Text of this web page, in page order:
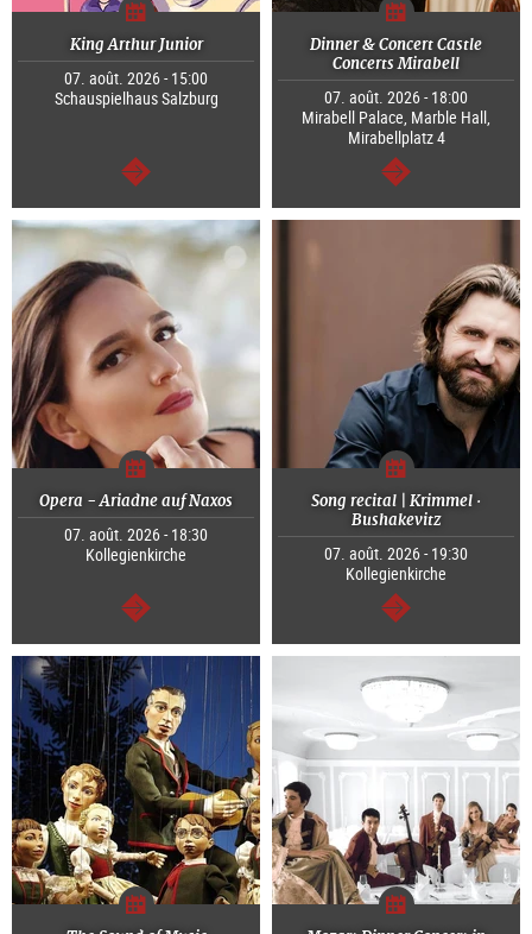
King Arthur Junior
07. août. 2026 - 15:00
Schauspielhaus Salzburg
Continuer
Dinner & Concert Castle
Concerts Mirabell
07. août. 2026 - 18:00
Mirabell Palace, Marble Hall,
Mirabellplatz 4
Continuer
Opera - Ariadne auf Naxos
07. août. 2026 - 18:30
Kollegienkirche
Continuer
Song recital | Krimmel ·
Bushakevitz
07. août. 2026 - 19:30
Kollegienkirche
Continuer